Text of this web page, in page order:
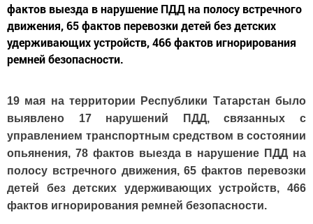
фактов выезда в нарушение ПДД на полосу встречного
движения, 65 фактов перевозки детей без детских
удерживающих устройств, 466 фактов игнорирования
ремней безопасности.
19 мая на территории Республики Татарстан было
выявлено 17 нарушений ПДД, связанных с
управлением транспортным средством в состоянии
опьянения, 78 фактов выезда в нарушение ПДД на
полосу встречного движения, 65 фактов перевозки
детей без детских удерживающих устройств, 466
фактов игнорирования ремней безопасности.